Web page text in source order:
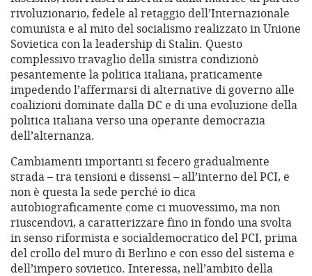
rivoluzionario, fedele al retaggio dell’Internazionale
comunista e al mito del socialismo realizzato in Unione
Sovietica con la leadership di Stalin. Questo
complessivo travaglio della sinistra condizionò
pesantemente la politica italiana, praticamente
impedendo l’affermarsi di alternative di governo alle
coalizioni dominate dalla DC e di una evoluzione della
politica italiana verso una operante democrazia
dell’alternanza.
Cambiamenti importanti si fecero gradualmente
strada – tra tensioni e dissensi – all’interno del PCI, e
non è questa la sede perché io dica
autobiograficamente come ci muovessimo, ma non
riuscendovi, a caratterizzare fino in fondo una svolta
in senso riformista e socialdemocratico del PCI, prima
del crollo del muro di Berlino e con esso del sistema e
dell’impero sovietico. Interessa, nell’ambito della